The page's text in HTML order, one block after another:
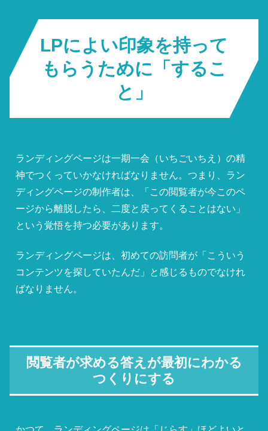
LPによい印象を持って
もらうために「するこ
と」
ランディングページは一期一会（いちごいちえ）の精
神でつくっていかなければなりません。つまり、ラン
ディングページの制作者は、「この閲覧者が今このペ
ージから離脱したら、二度と戻ってくることはない」
という覚悟を持つ必要があります。
ランディングページは、初めての訪問者が「こういう
コンテンツを探していたんだ」と感じるものでなけれ
ばなりません。
閲覧者が求める答えが最初にわかる
つくりにする